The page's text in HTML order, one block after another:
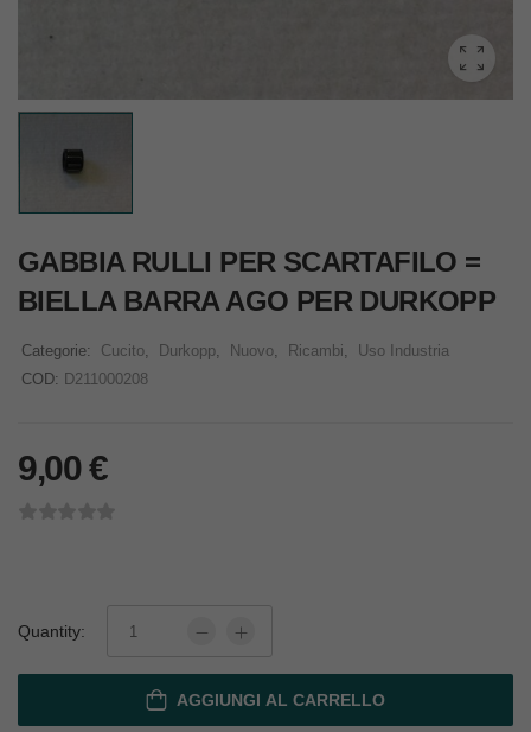
GABBIA RULLI PER SCARTAFILO =
BIELLA BARRA AGO PER DURKOPP
Categorie: Cucito, Durkopp, Nuovo, Ricambi,
Uso Industria
COD: D211000208
9,00€
Quantity:
AGGIUNGI AL CARRELLO